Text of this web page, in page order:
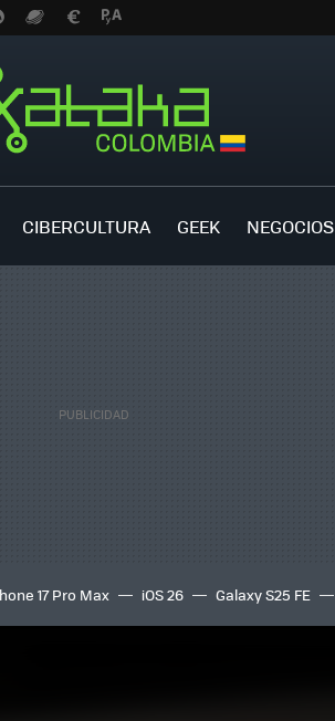
CIBERCULTURA GEEK NEGOCIOS
17 Pro Max iOS 26 Galaxy S25 FE